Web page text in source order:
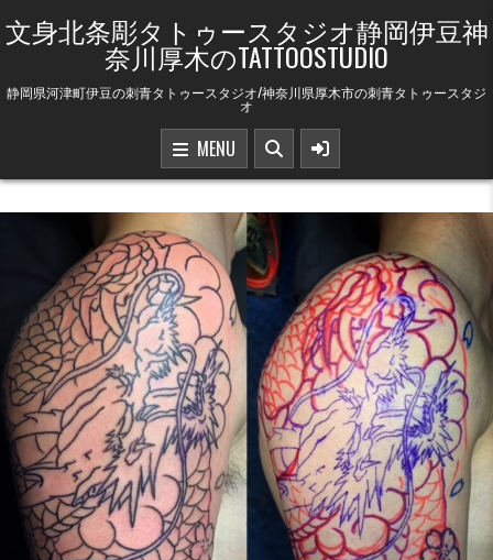
文身北条彫タトゥースタジオ静岡伊豆神
奈川厚木のTATTOOSTUDIO
静岡県河津町伊豆の刺青タトゥースタジオ/神奈川県厚木市の刺青タトゥースタジ
オ
MENU